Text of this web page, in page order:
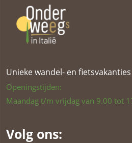
Unieke wandel- en
Openingstijden:
Maandag t/m vrijdag van 9.00 tot
Volg ons: